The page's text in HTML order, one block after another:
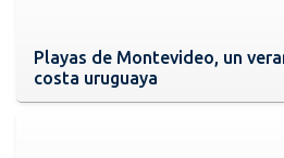
Playas de Montevideo, un
costa uruguaya